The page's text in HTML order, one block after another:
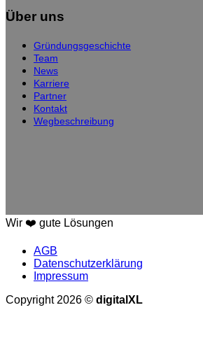
Über uns
Gründungsgeschichte
Team
News
Karriere
Partner
Kontakt
Wegbeschreibung
Wir ❤️ gute Lösungen
AGB
Datenschutzerklärung
Impressum
Copyright 2026 © digitalXL